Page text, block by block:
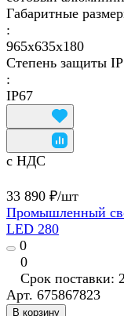
Габаритные
:
965x635х180
Степень защиты IP
:
IP67
с НДС
33 890 ₽/шт
Промышленный
LED 280
0
0
Срок поставки:
Арт. 675867823
В корзину